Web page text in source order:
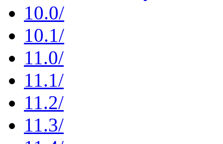
10.0/
10.1/
11.0/
11.1/
11.2/
11.3/